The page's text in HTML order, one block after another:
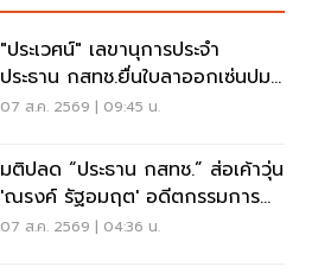
"ประเวศน์" เลขานุการประจำ
ประธาน กสทช.ยื่นใบลาออกเซ่นปม
คุณสมบัตินพ.สรณ
07 ส.ค. 2569 | 09:45 น.
มติปลด “ประธาน กสทช.” ส่อเค้าวุ่น
'ณรงค์ รัฐอมฤต' อดีตกรรมการ
สรรหาโต้ข้อวินิจฉัย
07 ส.ค. 2569 | 04:36 น.